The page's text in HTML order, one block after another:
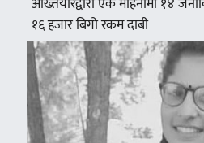
१६ हजार बिगो रकम दाबी